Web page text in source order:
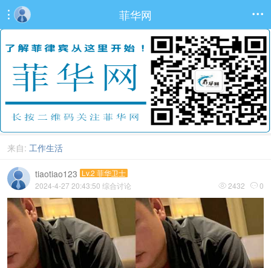
 菲华网 
来自: 工作生活
tiaotiao123 Lv.2 菲华卫士
 2432  0
2024-4-27 20:43:50 综合讨论